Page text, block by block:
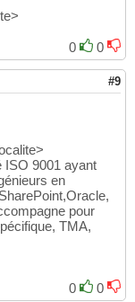
0
0
#9
ISO 9001 ayant
en
pour
TMA,
0
0